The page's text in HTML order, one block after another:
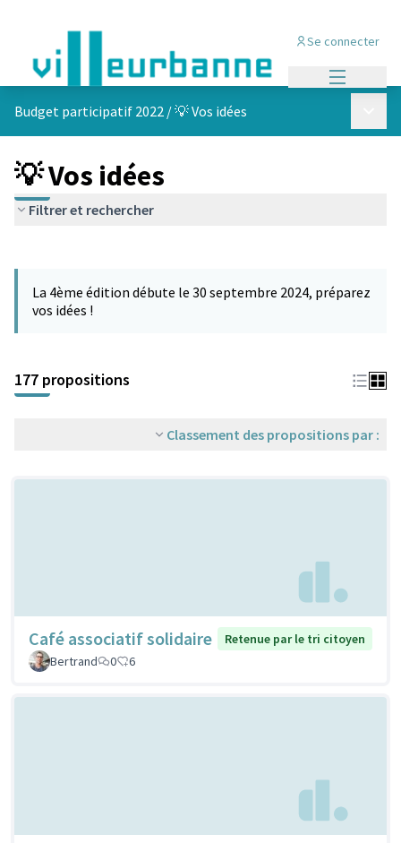
Se connecter
Budget participatif 2022 /💡 Vos idées
💡 Vos idées
Filtrer et rechercher
−
La 4ème édition débute le 30 septembre 2024, préparez
vos idées !
177 propositions
Classement des propositions par :
Café associatif solidaire
Retenue par le tri citoyen
Bertrand
0 6